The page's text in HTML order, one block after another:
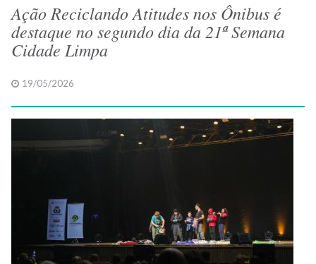
Ação Reciclando Atitudes nos Ônibus é
destaque no segundo dia da 21ª Semana
Cidade Limpa
19/05/2026